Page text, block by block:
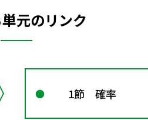
元のリンク
1節 確率